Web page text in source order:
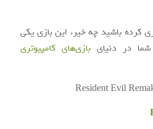
کرده باشید چه خیر، این بازی یکی
شما در دنیای بازی‌های کامپیوتری